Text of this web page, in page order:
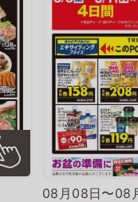
08月08日〜08